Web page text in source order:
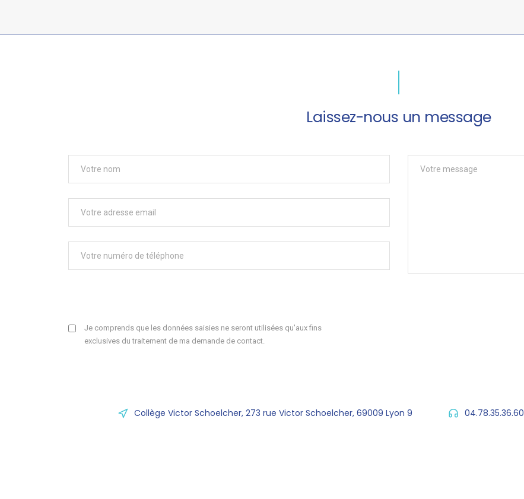
Laissez-nous un message
Je comprends que les données saisies ne seront utilisées qu'aux fins
exclusives du traitement de ma demande de contact.
Collège Victor Schoelcher, 273 rue Victor Schoelcher, 69009 Lyon 9 04.78.35.36.60